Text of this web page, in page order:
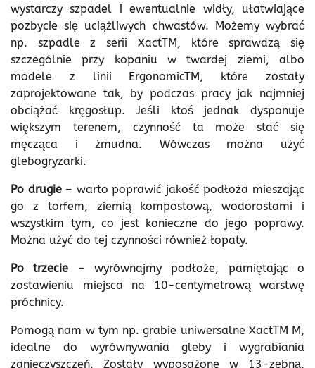
wystarczy szpadel i ewentualnie widły, ułatwiające
pozbycie się uciążliwych chwastów. Możemy wybrać
np. szpadle z serii XactTM, które sprawdzą się
szczególnie przy kopaniu w twardej ziemi, albo
modele z linii ErgonomicTM, które zostały
zaprojektowane tak, by podczas pracy jak najmniej
obciążać kręgosłup. Jeśli ktoś jednak dysponuje
większym terenem, czynność ta może stać się
męcząca i żmudna. Wówczas można użyć
glebogryzarki.
Po drugie– warto poprawić jakość podłoża mieszając
go z torfem, ziemią kompostową, wodorostami i
wszystkim tym, co jest konieczne do jego poprawy.
Można użyć do tej czynności również łopaty.
Po trzecie – wyrównajmy podłoże, pamiętając o
zostawieniu miejsca na 10-centymetrową warstwę
próchnicy.
Pomogą nam w tym np. grabie uniwersalne XactTM M,
idealne do wyrównywania gleby i wygrabiania
zanieczyszczeń. Zostały wyposażone w 13-zębną,